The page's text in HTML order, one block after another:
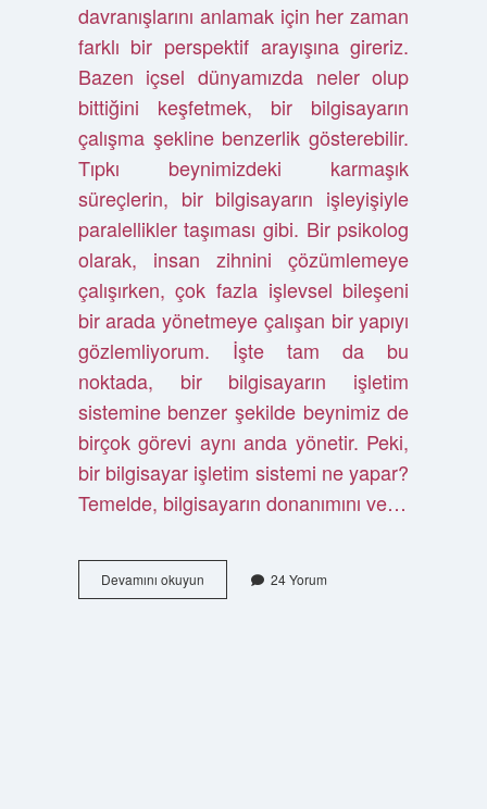
davranışlarını anlamak için her zaman
farklı bir perspektif arayışına gireriz.
Bazen içsel dünyamızda neler olup
bittiğini keşfetmek, bir bilgisayarın
çalışma şekline benzerlik gösterebilir.
Tıpkı beynimizdeki karmaşık
süreçlerin, bir bilgisayarın işleyişiyle
paralellikler taşıması gibi. Bir psikolog
olarak, insan zihnini çözümlemeye
çalışırken, çok fazla işlevsel bileşeni
bir arada yönetmeye çalışan bir yapıyı
gözlemliyorum. İşte tam da bu
noktada, bir bilgisayarın işletim
sistemine benzer şekilde beynimiz de
birçok görevi aynı anda yönetir. Peki,
bir bilgisayar işletim sistemi ne yapar?
Temelde, bilgisayarın donanımını ve…
Devamını okuyunBilgisayar
işletim
24 Yorum